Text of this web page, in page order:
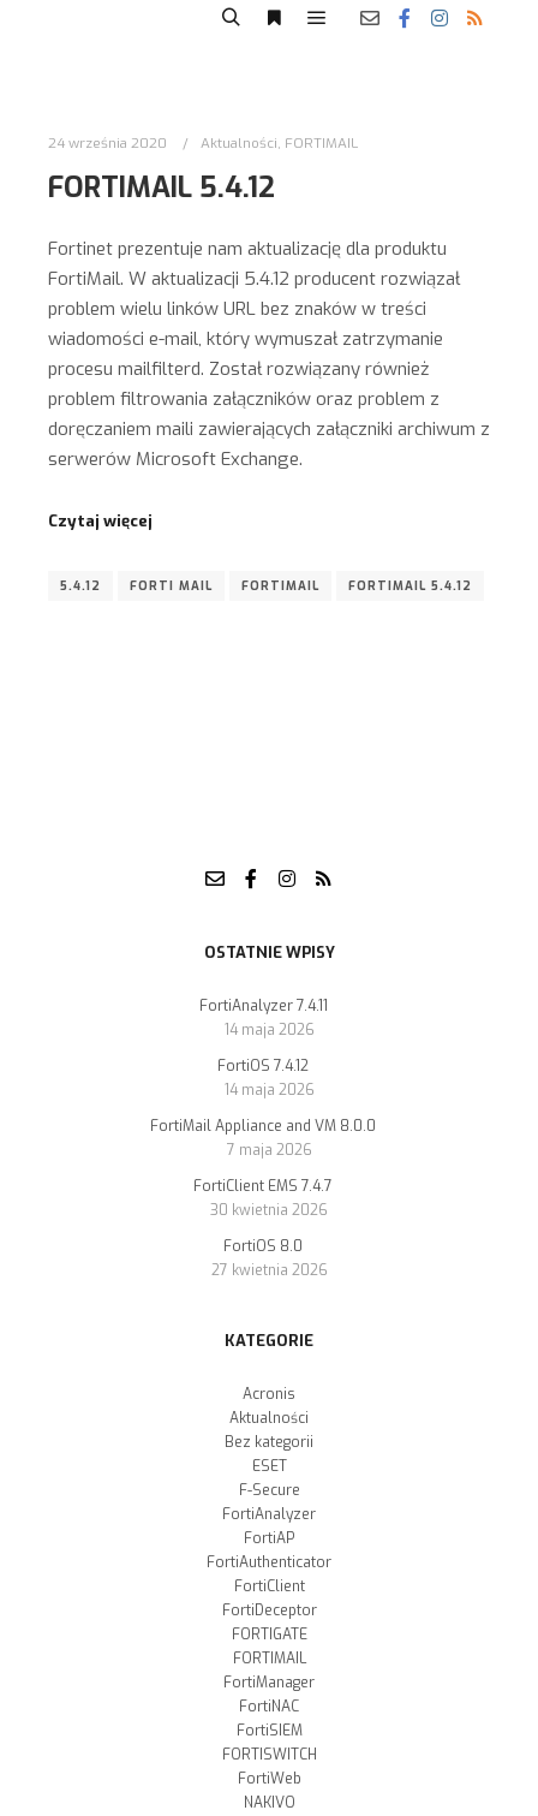
24 września 2020 Aktualności, FORTIMAIL
FORTIMAIL 5.4.12
Fortinet prezentuje nam aktualizację dla produktu
FortiMail. W aktualizacji 5.4.12 producent rozwiązał
problem wielu linków URL bez znaków w treści
wiadomości e-mail, który wymuszał zatrzymanie
procesu mailfilterd. Został rozwiązany również
problem filtrowania załączników oraz problem z
doręczaniem maili zawierających załączniki archiwum z
serwerów Microsoft Exchange.
Czytaj więcej
5.4.12 FORTI MAIL FORTIMAIL FORTIMAIL 5.4.12
OSTATNIE WPISY
FortiAnalyzer 7.4.11
14 maja 2026
FortiOS 7.4.12
14 maja 2026
FortiMail Appliance and VM 8.0.0
7 maja 2026
FortiClient EMS 7.4.7
30 kwietnia 2026
FortiOS 8.0
27 kwietnia 2026
KATEGORIE
Acronis
Aktualności
Bez kategorii
ESET
F-Secure
FortiAnalyzer
FortiAP
FortiAuthenticator
FortiClient
FortiDeceptor
FORTIGATE
FORTIMAIL
FortiManager
FortiNAC
FortiSIEM
FORTISWITCH
FortiWeb
NAKIVO